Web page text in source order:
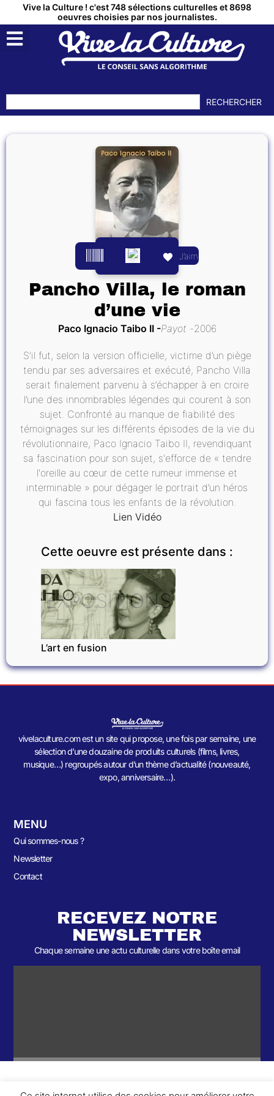
Vive la Culture ! c'est 748 sélections culturelles et 8698
oeuvres choisies par nos journalistes.
RECHERCHER
J’aime
Pancho Villa, le roman
d’une vie
Paco Ignacio Taibo II Payot 2006
S’il fut, selon la version officielle, victime d’un piège
tendu par ses adversaires et exécuté, Pancho Villa
serait finalement parvenu à s’échapper à en croire
l’une des innombrables légendes qui courent à son
sujet. Confronté au manque de fiabilité des
témoignages sur les différents épisodes de la vie du
révolutionnaire, Paco Ignacio Taibo II, revendiquant
sa fascination pour son sujet, s'efforce de « tendre
l'oreille au cœur de cette rumeur immense et
interminable » pour dégager le portrait d’un héros
qui fascina tous les enfants de la révolution.
Lien Vidéo
Cette oeuvre est présente dans :
EXPOSITIONS
L’art en fusion
vivelaculture.com est un site qui propose, une fois par semaine, une
sélection d’une douzaine de produits culturels (films, livres,
musique…) regroupés autour d’un thème d’actualité (nouveauté,
expo, anniversaire…).
MENU
Qui sommes-nous ?
Newsletter
Contact
RECEVEZ NOTRE
NEWSLETTER
Chaque semaine une actu culturelle dans votre boîte email